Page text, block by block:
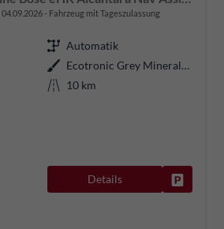
04.09.2026 Fahrzeug mit Tageszulassung
Automatik
Ecotronic Grey Mineraleffekt / D
10 km
Details